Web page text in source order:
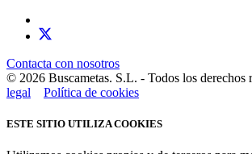
Contacta con nosotros
© 2026 Buscametas. S.L. - Todos los derechos
legal
Política de cookies
ESTE SITIO UTILIZA COOKIES